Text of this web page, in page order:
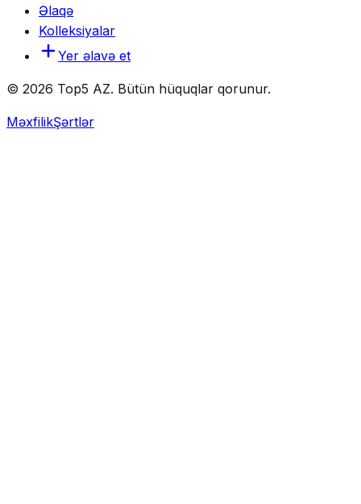
Əlaqə
Kolleksiyalar
Yer əlavə et
© 2026 Top5 AZ. Bütün hüquqlar qorunur.
MəxfilikŞərtlər